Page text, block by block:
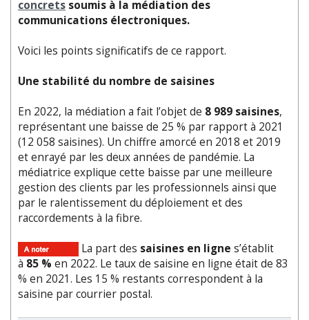
concrets soumis à la médiation des
communications électroniques.
Voici les points significatifs de ce rapport.
Une stabilité du nombre de saisines
En 2022, la médiation a fait l’objet de 8 989 saisines,
représentant une baisse de 25 % par rapport à 2021
(12 058 saisines). Un chiffre amorcé en 2018 et 2019
et enrayé par les deux années de pandémie. La
médiatrice explique cette baisse par une meilleure
gestion des clients par les professionnels ainsi que
par le ralentissement du déploiement et des
raccordements à la fibre.
La part des saisines en ligne s’établit
à 85 % en 2022. Le taux de saisine en ligne était de 83
% en 2021. Les 15 % restants correspondent à la
saisine par courrier postal.